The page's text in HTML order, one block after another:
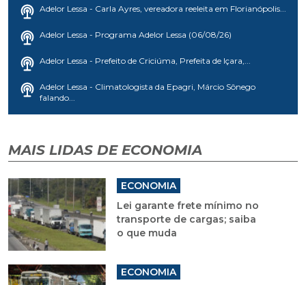
Adelor Lessa - Carla Ayres, vereadora reeleita em Florianópolis...
Adelor Lessa - Programa Adelor Lessa (06/08/26)
Adelor Lessa - Prefeito de Criciúma, Prefeita de Içara,...
Adelor Lessa - Climatologista da Epagri, Márcio Sônego
falando...
MAIS LIDAS DE ECONOMIA
ECONOMIA
Lei garante frete mínimo no
transporte de cargas; saiba
o que muda
ECONOMIA